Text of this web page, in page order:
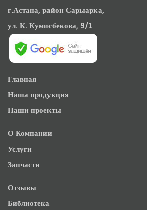
г.Астана, район Сарыарка,
ул. К. Кумисбекова, 9/1
Главная
Наша продукция
Наши проекты
О Компании
Услуги
Запчасти
Отзывы
Библиотека